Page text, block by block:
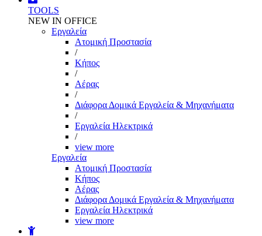
TOOLS
NEW IN OFFICE
Εργαλεία
Aτομική Προστασία
/
Kήπος
/
Αέρας
/
Διάφορα Δομικά Εργαλεία & Μηχανήματα
/
Εργαλεία Ηλεκτρικά
/
view more
Εργαλεία
Aτομική Προστασία
Kήπος
Αέρας
Διάφορα Δομικά Εργαλεία & Μηχανήματα
Εργαλεία Ηλεκτρικά
view more